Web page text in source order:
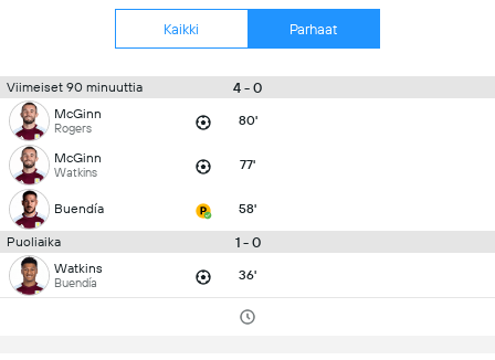
Kaikki Parhaat
Viimeiset 90 minuuttia 4 - 0
McGinn
Rogers 80'
McGinn
Watkins 77'
Buendía 58'
Puoliaika 1 - 0
Watkins
Buendía 36'